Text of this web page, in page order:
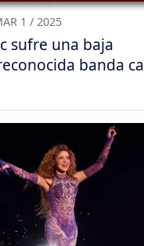
1 / 2025
sufre una baja
banda